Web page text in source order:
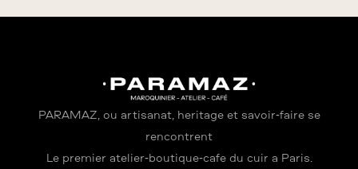
PARAMAZ, où artisanat, héritage et savoir-faire se
rencontrent
Le premier atelier-boutique-café du cuir à Paris.